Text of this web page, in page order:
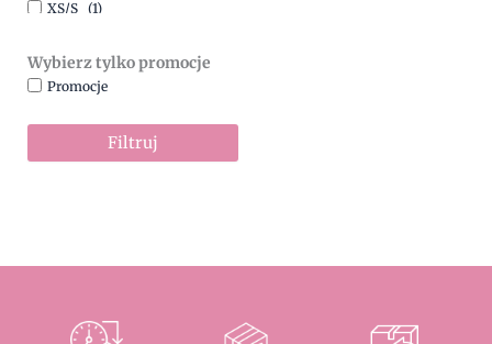
XS/S (1)
Wybierz tylko promocje
Promocje
Filtruj